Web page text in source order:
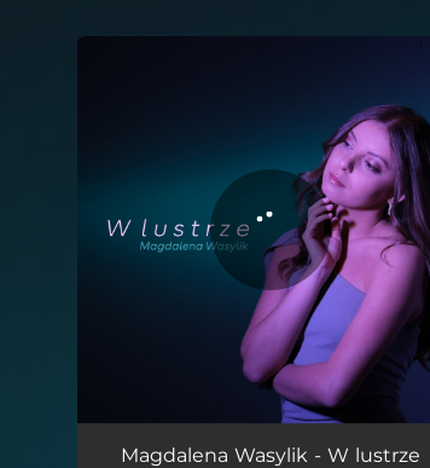
W lustrze 03:35
Magdalena Wasylik - W lustrze